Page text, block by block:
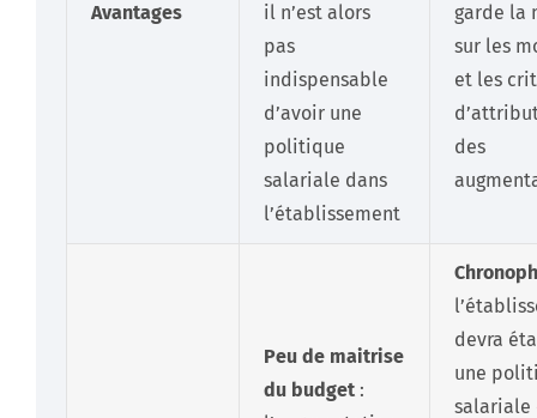
Avantages
il n’est alors
pas
indispensable
d’avoir une
politique
salariale dans
l’établissement
garde la
sur les
et les
des
Peu de maitrise
du budget :
devra
une
salariale